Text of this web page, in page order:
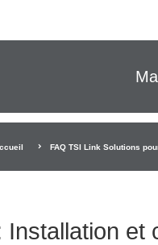
FAQ TSI Link Solutions
et